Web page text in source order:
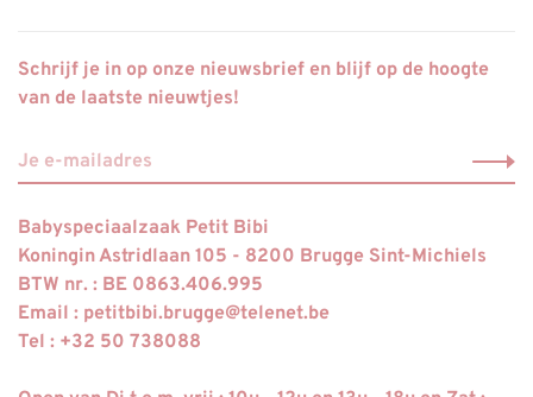
Schrijf je in op onze nieuwsbrief en blijf op de hoogte
van de laatste nieuwtjes!
Babyspeciaalzaak Petit Bibi
Koningin Astridlaan 105 - 8200 Brugge Sint-Michiels
BTW nr. : BE 0863.406.995
Email : petitbibi.brugge@telenet.be
Tel : +32 50 738088